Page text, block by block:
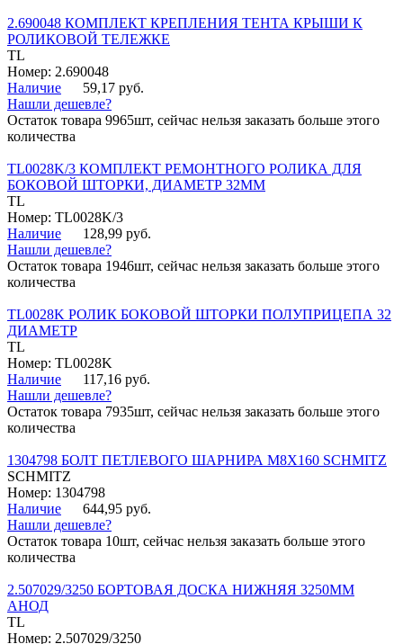
2.690048 КОМПЛЕКТ КРЕПЛЕНИЯ ТЕНТА КРЫШИ К
РОЛИКОВОЙ ТЕЛЕЖКЕ
TL
Номер: 2.690048
Наличие
59,17 руб.
Нашли дешевле?
Остаток товара 9965шт, сейчас нельзя заказать больше этого
количества
TL0028K/3 КОМПЛЕКТ РЕМОНТНОГО РОЛИКА ДЛЯ
БОКОВОЙ ШТОРКИ, ДИАМЕТР 32ММ
TL
Номер: TL0028K/3
Наличие
128,99 руб.
Нашли дешевле?
Остаток товара 1946шт, сейчас нельзя заказать больше этого
количества
TL0028K РОЛИК БОКОВОЙ ШТОРКИ ПОЛУПРИЦЕПА 32
ДИАМЕТР
TL
Номер: TL0028K
Наличие
117,16 руб.
Нашли дешевле?
Остаток товара 7935шт, сейчас нельзя заказать больше этого
количества
1304798 БОЛТ ПЕТЛЕВОГО ШАРНИРА М8Х160 SCHMITZ
SCHMITZ
Номер: 1304798
Наличие
644,95 руб.
Нашли дешевле?
Остаток товара 10шт, сейчас нельзя заказать больше этого
количества
2.507029/3250 БОРТОВАЯ ДОСКА НИЖНЯЯ 3250ММ
АНОД
TL
Номер: 2.507029/3250